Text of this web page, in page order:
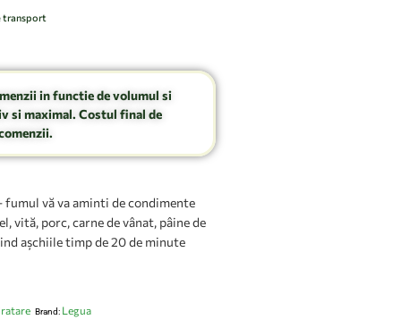
transport
in functie de volumul si
si maximal. Costul final de
fumul vă va aminti de condimente
vită, porc, carne de vânat, pâine de
așchiile timp de 20 de minute
Brand: Legua